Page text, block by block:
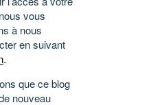
vous
à nous
en suivant
.
que ce blog
nouveau